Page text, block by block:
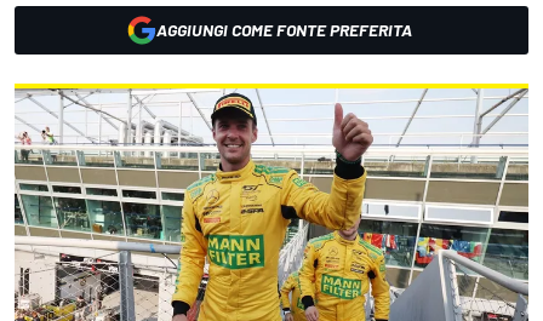
AGGIUNGI COME FONTE PREFERITA